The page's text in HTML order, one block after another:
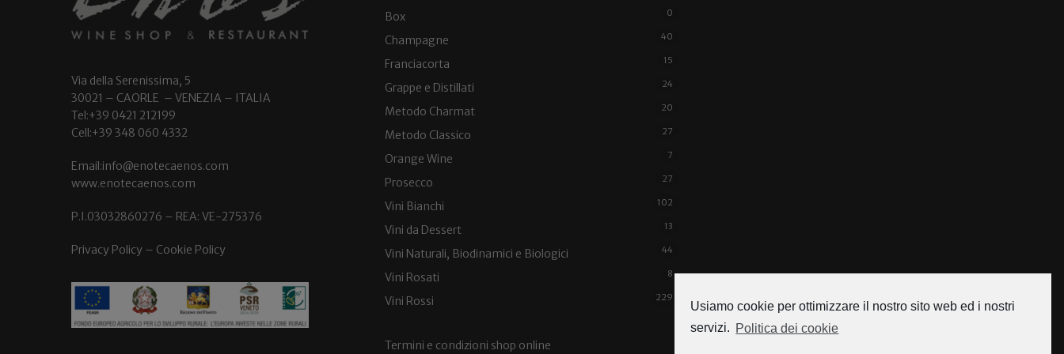
Via della Serenissima, 5
30021 – CAORLE – VENEZIA – ITALIA
Tel:+39 0421 212199
Cell:+39 348 060 4332
Email:info@enotecaenos.com
www.enotecaenos.com
P.I.03032860276 – REA: VE-275376
Privacy Policy – Cookie Policy
Box 0
Champagne 40
Franciacorta 15
Grappe e Distillati 24
Metodo Charmat 20
Metodo Classico 27
Orange Wine 7
Prosecco 27
Vini Bianchi 102
Vini da Dessert 13
Vini Naturali, Biodinamici e Biologici 44
Vini Rosati 8
Vini Rossi 229
Termini e condizioni shop online
Usiamo cookie per ottimizzare il nostro sito web ed i nostri
servizi. Politica dei cookie